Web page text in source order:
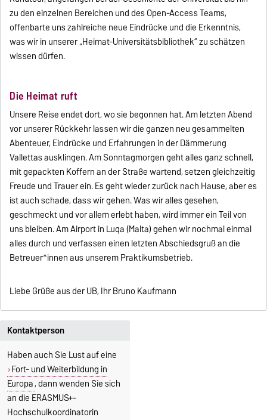
zu den einzelnen Bereichen und des Open-Access Teams,
offenbarte uns zahlreiche neue Eindrücke und die Erkenntnis,
was wir in unserer „Heimat-Universitätsbibliothek“ zu schätzen
wissen dürfen.
Die Heimat ruft
Unsere Reise endet dort, wo sie begonnen hat. Am letzten Abend
vor unserer Rückkehr lassen wir die ganzen neu gesammelten
Abenteuer, Eindrücke und Erfahrungen in der Dämmerung
Vallettas ausklingen. Am Sonntagmorgen geht alles ganz schnell,
mit gepackten Koffern an der Straße wartend, setzen gleichzeitig
Freude und Trauer ein. Es geht wieder zurück nach Hause, aber es
ist auch schade, dass wir gehen. Was wir alles gesehen,
geschmeckt und vor allem erlebt haben, wird immer ein Teil von
uns bleiben. Am Airport in Luqa (Malta) gehen wir nochmal einmal
alles durch und verfassen einen letzten Abschiedsgruß an die
Betreuer*innen aus unserem Praktikumsbetrieb.
Liebe Grüße aus der UB, Ihr Bruno Kaufmann
Kontaktperson
Haben auch Sie Lust auf eine
Fort- und Weiterbildung in
Europa, dann wenden Sie sich
an die ERASMUS+-
Hochschulkoordinatorin